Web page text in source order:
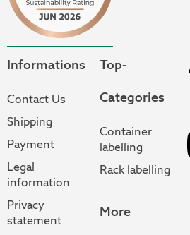
Informations
Contact Us
Shipping
Payment
Legal
information
Privacy
statement
Top-
Categories
Container
labelling
Rack labelling
More